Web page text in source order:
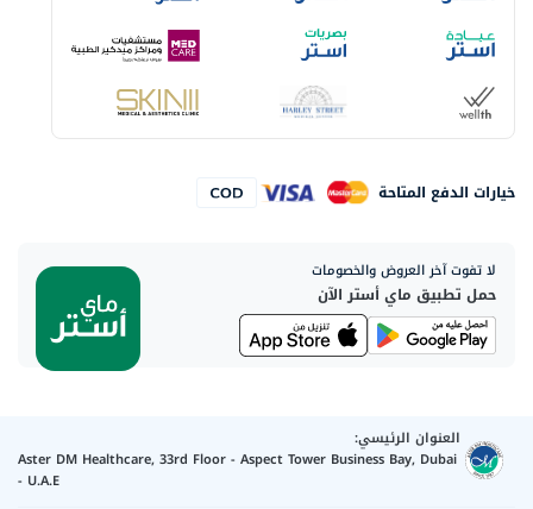
خيارات الدفع المتاحة
لا تفوت آخر العروض والخصومات
حمل تطبيق ماي أستر الآن
العنوان الرئيسي:
Aster DM Healthcare, 33rd Floor - Aspect Tower Business Bay, Dubai
- U.A.E